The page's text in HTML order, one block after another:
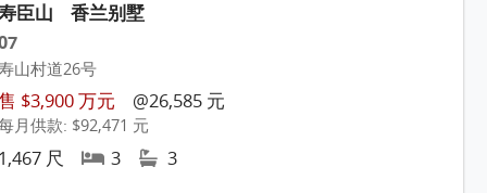
臣山
香兰别墅
山村道26号
$3,900 万元 @26,585 元
月供款: $92,471 元
尺 3 3